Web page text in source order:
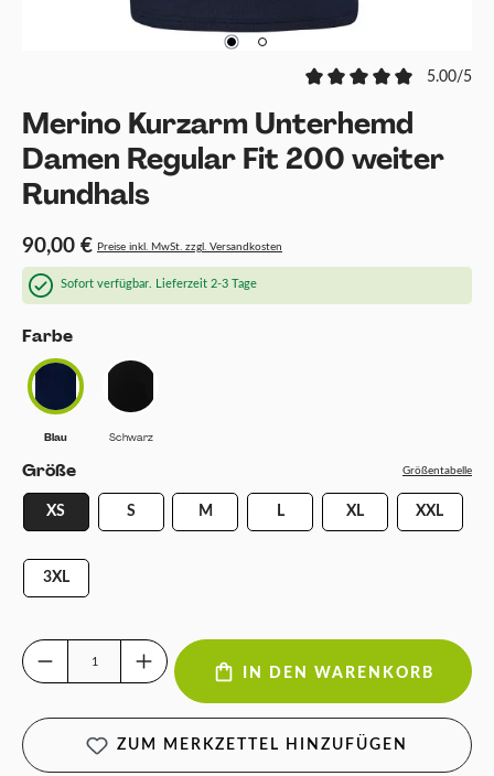
5.00/5
Merino Kurzarm Unterhemd
Damen Regular Fit 200 weiter
Rundhals
90,00 € Preise inkl. MwSt. zzgl. Versandkosten
Sofort verfügbar. Lieferzeit 2-3 Tage
Farbeauswählen
Blau
Blau
Schwarz
Schwarz
Größeauswählen Größentabelle
XS S M L XL XXL
3XL
Produkt Anzahl: Gib den gewünschten Wert ein oder benutze die
IN DEN WARENKORB
ZUM MERKZETTEL HINZUFÜGEN